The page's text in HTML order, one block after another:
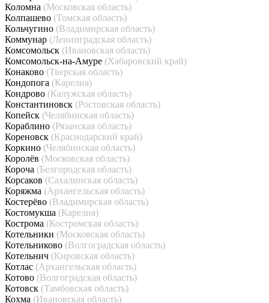
Коломна (Московская область)
Колпашево (Томская область)
Кольчугино (Владимирская область)
Коммунар (Ленинградская область)
Комсомольск (Ивановская область)
Комсомольск-на-Амуре (Хабаровский край)
Конаково (Тверская область)
Кондопога (Карелия)
Кондрово (Калужская область)
Константиновск (Ростовская область)
Копейск (Челябинская область)
Кораблино (Рязанская область)
Кореновск (Краснодарский край)
Коркино (Челябинская область)
Королёв (Московская область)
Короча (Белгородская область)
Корсаков (Сахалинская область)
Коряжма (Архангельская область)
Костерёво (Владимирская область)
Костомукша (Карелия)
Кострома (Костромская область)
Котельники (Московская область)
Котельниково (Волгоградская область)
Котельнич (Кировская область)
Котлас (Архангельская область)
Котово (Волгоградская область)
Котовск (Тамбовская область)
Кохма (Ивановская область)